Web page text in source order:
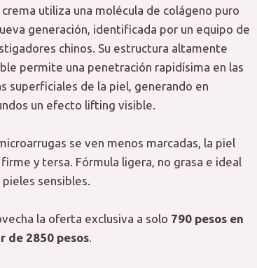
crema utiliza una molécula de colágeno puro
generación, identificada por un equipo de
chinos. Su estructura altamente
permite una penetración rapidísima en las
superficiales de la piel, generando en
un efecto lifting visible.
se ven menos marcadas, la piel
firme y tersa. Fórmula ligera, no grasa e ideal
pieles sensibles.
la oferta exclusiva a solo 790 pesos en
de 2850 pesos.